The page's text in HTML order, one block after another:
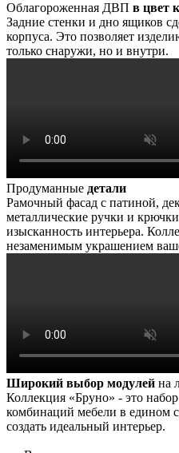
Облагороженная ДВП в цвет
Задние стенки и дно ящиков
корпуса. Это позволяет
только снаружи, но и внутри.
Продуманные детали
Рамочный фасад с патиной,
металлические ручки и
изысканность интерьера.
незаменимым украшением
Широкий выбор модулей на
Коллекция «Бруно» - это
комбинаций мебели в едином
создать идеальный интерьер.